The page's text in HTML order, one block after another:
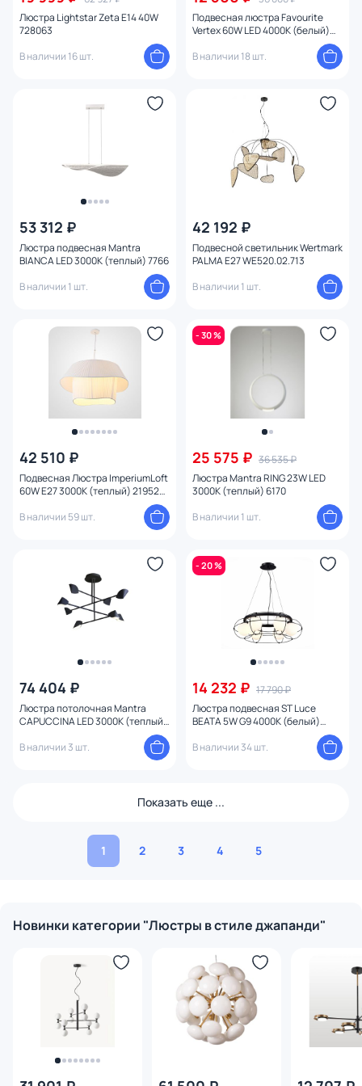
Люстра Lightstar Zeta E14 40W
728063
В наличии 16 шт.
Подвесная люстра Favourite
Vertex 60W LED 4000К (белый)
В наличии 18 шт.
53 312 ₽
Люстра подвесная Mantra
BIANCA LED 3000К (теплый) 7766
В наличии 1 шт.
42 192 ₽
Подвесной светильник Wertmark
PALMA E27 WE520.02.713
В наличии 1 шт.
42 510 ₽
Подвесная Люстра ImperiumLoft
60W E27 3000К (теплый) 219529-
В наличии 59 шт.
- 30 %
25 575 ₽ 36 535 ₽
Люстра Mantra RING 23W LED
3000К (теплый) 6170
В наличии 1 шт.
74 404 ₽
Люстра потолочная Mantra
CAPUCCINA LED 3000К (теплый)
В наличии 3 шт.
- 20 %
14 232 ₽ 17 790 ₽
Люстра подвесная ST Luce
BEATA 5W G9 4000К (белый)
В наличии 34 шт.
Показать еще ...
1 2 3 4 5
Новинки категории "Люстры в стиле джапанди"